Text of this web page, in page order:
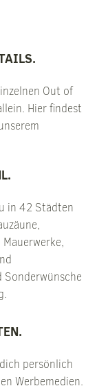
Out of
Hier findest
in 42 Städten
persönlich
Werbemedien.